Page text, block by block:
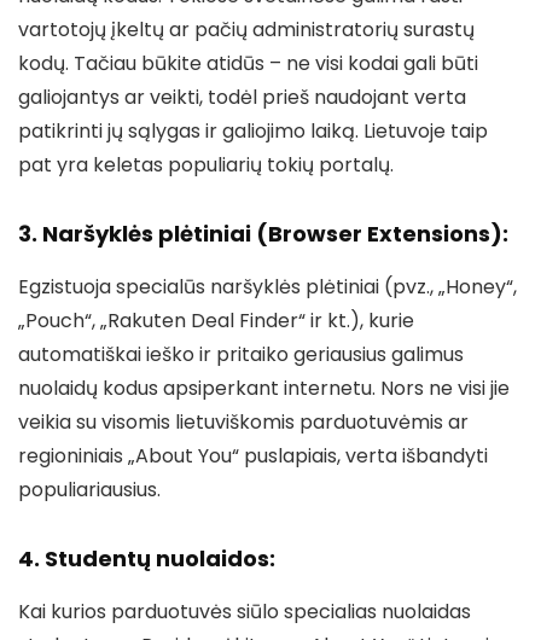
vartotojų įkeltų ar pačių administratorių surastų
kodų. Tačiau būkite atidūs – ne visi kodai gali būti
galiojantys ar veikti, todėl prieš naudojant verta
patikrinti jų sąlygas ir galiojimo laiką. Lietuvoje taip
pat yra keletas populiarių tokių portalų.
3. Naršyklės plėtiniai (Browser Extensions):
Egzistuoja specialūs naršyklės plėtiniai (pvz., „Honey“,
„Pouch“, „Rakuten Deal Finder“ ir kt.), kurie
automatiškai ieško ir pritaiko geriausius galimus
nuolaidų kodus apsiperkant internetu. Nors ne visi jie
veikia su visomis lietuviškomis parduotuvėmis ar
regioniniais „About You“ puslapiais, verta išbandyti
populiariausius.
4. Studentų nuolaidos:
Kai kurios parduotuvės siūlo specialias nuolaidas